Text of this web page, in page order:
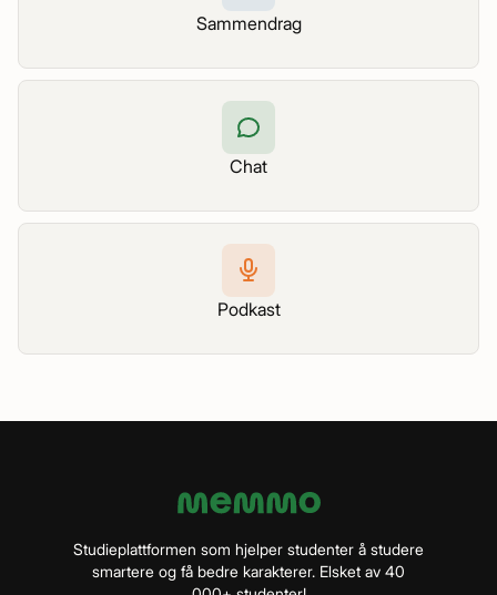
Sammendrag
Chat
Podkast
Studieplattformen som hjelper studenter å studere
smartere og få bedre karakterer. Elsket av 40